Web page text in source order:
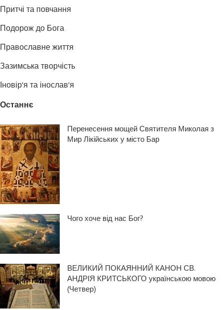
Притчі та повчання
Подорож до Бога
Православне життя
Зазимська творчість
Іновір'я та інослав'я
Останнє
Перенесення мощей Святителя Миколая з
Мир Лікійських у місто Бар
Чого хоче від нас Бог?
ВЕЛИКИЙ ПОКАЯННИЙ КАНОН СВ.
АНДРІЯ КРИТСЬКОГО українською мовою
(Четвер)